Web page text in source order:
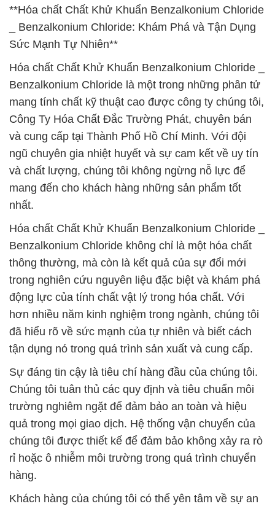
**Hóa chất Chất Khử Khuẩn Benzalkonium Chloride
_ Benzalkonium Chloride: Khám Phá và Tận Dụng
Sức Mạnh Tự Nhiên**
Hóa chất Chất Khử Khuẩn Benzalkonium Chloride _
Benzalkonium Chloride là một trong những phân tử
mang tính chất kỹ thuật cao được công ty chúng tôi,
Công Ty Hóa Chất Đắc Trường Phát, chuyên bán
và cung cấp tại Thành Phố Hồ Chí Minh. Với đội
ngũ chuyên gia nhiệt huyết và sự cam kết về uy tín
và chất lượng, chúng tôi không ngừng nỗ lực để
mang đến cho khách hàng những sản phẩm tốt
nhất.
Hóa chất Chất Khử Khuẩn Benzalkonium Chloride _
Benzalkonium Chloride không chỉ là một hóa chất
thông thường, mà còn là kết quả của sự đổi mới
trong nghiên cứu nguyên liệu đặc biệt và khám phá
động lực của tính chất vật lý trong hóa chất. Với
hơn nhiều năm kinh nghiệm trong ngành, chúng tôi
đã hiểu rõ về sức mạnh của tự nhiên và biết cách
tận dụng nó trong quá trình sản xuất và cung cấp.
Sự đáng tin cậy là tiêu chí hàng đầu của chúng tôi.
Chúng tôi tuân thủ các quy định và tiêu chuẩn môi
trường nghiêm ngặt để đảm bảo an toàn và hiệu
quả trong mọi giao dịch. Hệ thống vận chuyển của
chúng tôi được thiết kế để đảm bảo không xảy ra rò
rỉ hoặc ô nhiễm môi trường trong quá trình chuyển
hàng.
Khách hàng của chúng tôi có thể yên tâm về sự an